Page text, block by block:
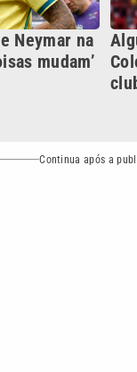
Neymar na
mudam’
Continua após a